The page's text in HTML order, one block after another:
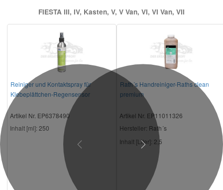
FIESTA III, IV, Kasten, V, V Van, VI, VI Van, VII
Reiniger und Kontaktspray für
Klebeplättchen-Regensensor
Artikel Nr. EP6378490
Inhalt [ml]: 250
Rath´s Handreiniger-Raths clean
premium
Artikel Nr. EP11011326
Hersteller: Rath´s
Inhalt [Liter]: 2,5
Previous Next